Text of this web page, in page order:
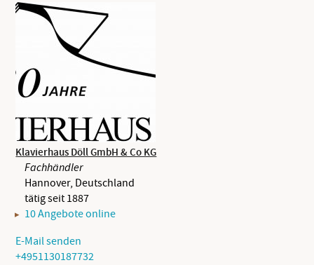
Klavierhaus Döll GmbH & Co KG
Fachhändler
Hannover, Deutschland
tätig seit 1887
10 Angebote online
E-Mail senden
+4951130187732